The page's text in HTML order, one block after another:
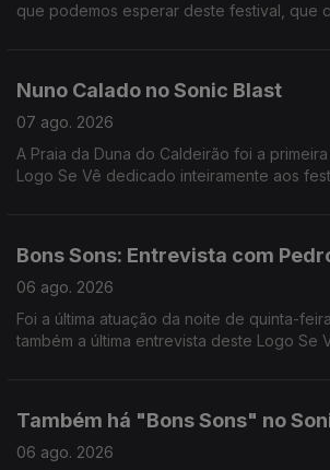
que podemos esperar deste festival, que
Nuno Calado no Sonic Blast
07 ago. 2026
A Praia da Duna do Caldeirão foi a
Logo Se Vê dedicado inteiramente aos
Bons Sons: Entrevista com
06 ago. 2026
Foi a última atuação da noite de quinta-
também a última entrevista deste Logo Se
Também há "Bons Sons" no
06 ago. 2026